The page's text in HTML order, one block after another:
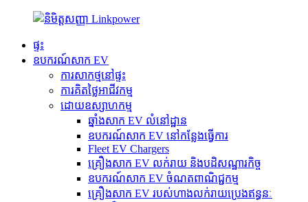
ផ្ទះ
ឧបករណ៍សាក EV
ការសាកថ្មនៅផ្ទះ
ការគិតថ្លៃអាជីវកម្ម
ដោយឧស្សាហកម្ម
ឆ្នាំងសាក EV លំនៅដ្ឋាន
ឧបករណ៍សាក EV នៅកន្លែងធ្វើការ
Fleet EV Chargers
គ្រឿងសាក EV លក់រាយ និងបដិសណ្ឋារកិច្ច
ឧបករណ៍សាក EV ចំណតពាណិជ្ជកម្ម
គ្រឿងសាក EV របស់ហាងលក់រាយប្រេងឥន្ធនៈ